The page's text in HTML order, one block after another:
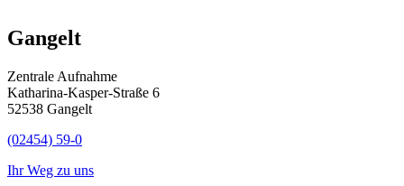
Gangelt
Zentrale Aufnahme
Katharina-Kasper-Straße 6
52538 Gangelt
(02454) 59-0
Ihr Weg zu uns